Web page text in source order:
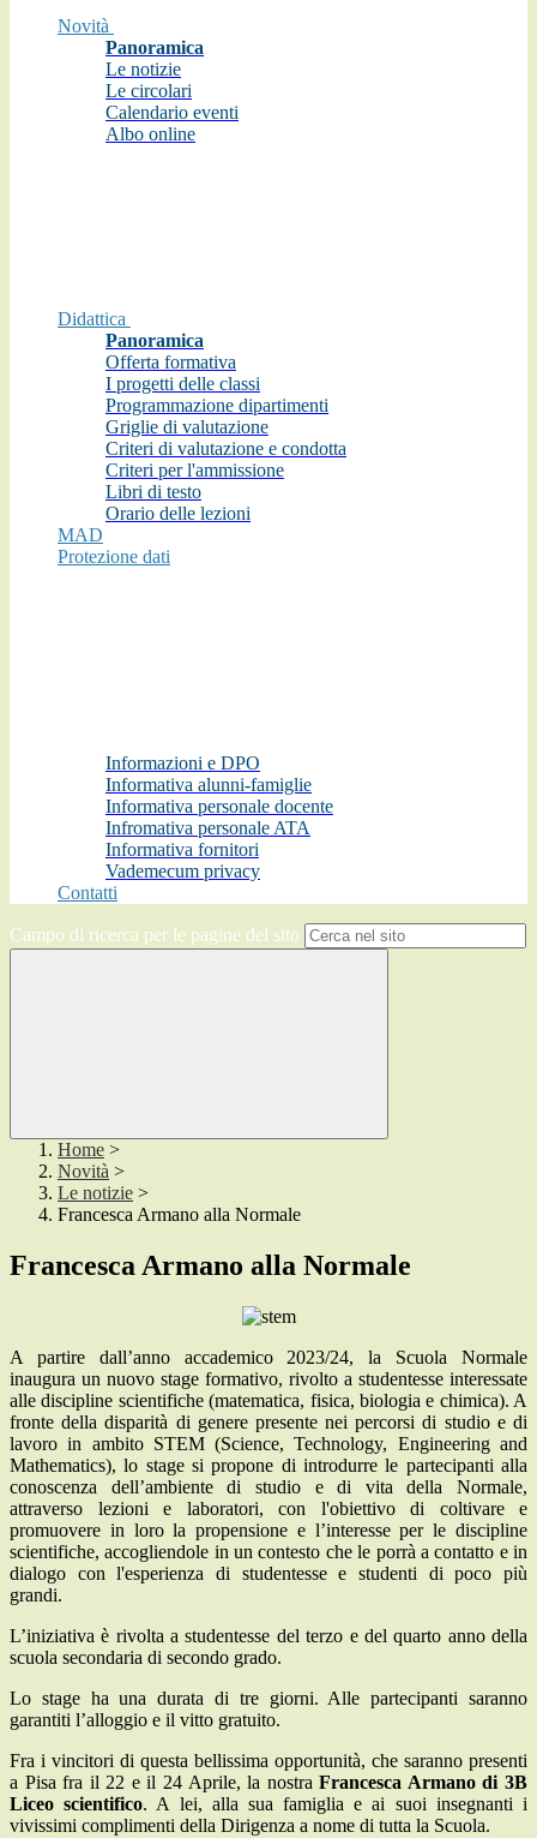
Novità
Panoramica
Le notizie
Le circolari
Calendario eventi
Albo online
Didattica
Panoramica
Offerta formativa
I progetti delle classi
Programmazione dipartimenti
Griglie di valutazione
Criteri di valutazione e condotta
Criteri per l'ammissione
Libri di testo
Orario delle lezioni
MAD
Protezione dati
Informazioni e DPO
Informativa alunni-famiglie
Informativa personale docente
Infromativa personale ATA
Informativa fornitori
Vademecum privacy
Contatti
Campo di ricerca per le pagine del sito
Home >
Novità >
Le notizie >
Francesca Armano alla Normale
Francesca Armano alla Normale
A partire dall’anno accademico 2023/24, la Scuola Normale
inaugura un nuovo stage formativo, rivolto a studentesse interessate
alle discipline scientifiche (matematica, fisica, biologia e chimica). A
fronte della disparità di genere presente nei percorsi di studio e di
lavoro in ambito STEM (Science, Technology, Engineering and
Mathematics), lo stage si propone di introdurre le partecipanti alla
conoscenza dell’ambiente di studio e di vita della Normale,
attraverso lezioni e laboratori, con l'obiettivo di coltivare e
promuovere in loro la propensione e l’interesse per le discipline
scientifiche, accogliendole in un contesto che le porrà a contatto e in
dialogo con l'esperienza di studentesse e studenti di poco più
grandi.
L’iniziativa è rivolta a studentesse del terzo e del quarto anno della
scuola secondaria di secondo grado.
Lo stage ha una durata di tre giorni. Alle partecipanti saranno
garantiti l’alloggio e il vitto gratuito.
Fra i vincitori di questa bellissima opportunità, che saranno presenti
a Pisa fra il 22 e il 24 Aprile, la nostraFrancesca Armano di 3B
Liceo scientifico. A lei, alla sua famiglia e ai suoi insegnanti i
vivissimi complimenti della Dirigenza a nome di tutta la Scuola.